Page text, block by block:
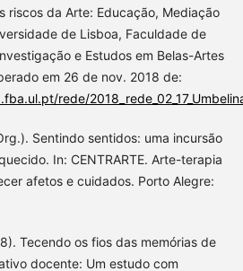
riscos da Arte: Educação, Mediação
de Lisboa, Faculdade de
e Estudos em Belas-Artes
em 26 de nov. 2018 de:
rede/
Sentindo sentidos: uma incursão
In: CENTRARTE. Arte-terapia
afetos e cuidados. Porto Alegre:
Tecendo os fios das memórias de
docente: Um estudo com